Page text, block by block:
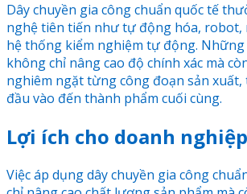
Dây chuyền gia công chuẩn quốc tế
nghệ tiên tiến như tự động hóa, robot,
hệ thống kiểm nghiệm tự động.
không chỉ nâng cao độ chính xác mà
nghiêm ngặt từng công đoạn sản
đầu vào đến thành phẩm cuối cùng.
Lợi ích cho doanh
Việc áp dụng dây chuyền gia công